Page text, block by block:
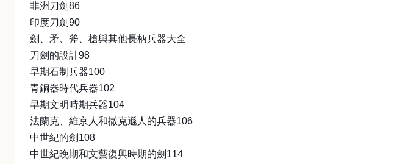
非洲刀劍86
印度刀劍90
劍、矛、斧、槍與其他長柄兵器大全
刀劍的設計98
早期石制兵器100
青銅器時代兵器102
早期文明時期兵器104
法蘭克、維京人和撒克遜人的兵器106
中世紀的劍108
中世紀晚期和文藝復興時期的劍114